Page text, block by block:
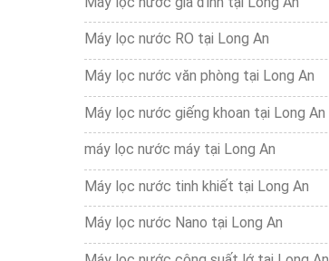
Máy lọc nước RO tại Long An
Máy lọc nước văn phòng tại Long An
Máy lọc nước giếng khoan tại Long An
máy lọc nước máy tại Long An
Máy lọc nước tinh khiết tại Long An
Máy lọc nước Nano tại Long An